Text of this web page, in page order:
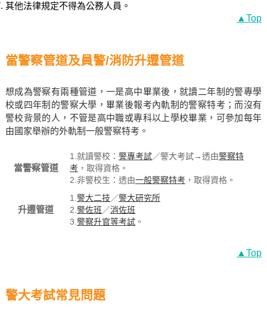
其他法律規定不得為公務人員。
▲Top
當警察管道及員警/消防升遷管道
想成為警察有兩種管道，一是高中畢業後，就讀二年制的警專學
校或四年制的警察大學，畢業後報考內軌制的警察特考；而沒有
警校背景的人，不管是高中職或專科以上學校畢業，可參加每年
由國家舉辦的外軌制一般警察特考。
當警察管道
1.就讀警校： 警專考試／警大考試→透由警察特
考，取得資格。
2.非警校生：透由一般警察特考，取得資格。
升遷管道
1.警大二技／警大研究所
2.警佐班／消佐班
3.警察升官等考試。
▲Top
警大考試常見問題